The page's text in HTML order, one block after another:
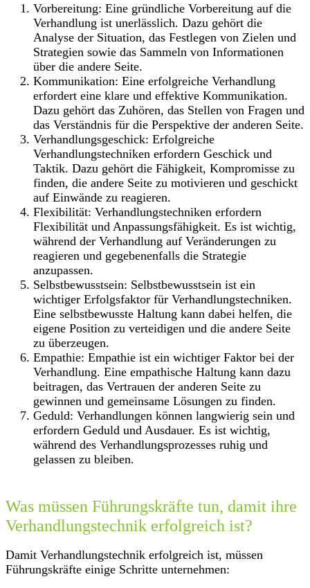
Vorbereitung: Eine gründliche Vorbereitung auf die
Verhandlung ist unerlässlich. Dazu gehört die
Analyse der Situation, das Festlegen von Zielen und
Strategien sowie das Sammeln von Informationen
über die andere Seite.
Kommunikation: Eine erfolgreiche Verhandlung
erfordert eine klare und effektive Kommunikation.
Dazu gehört das Zuhören, das Stellen von Fragen und
das Verständnis für die Perspektive der anderen Seite.
Verhandlungsgeschick: Erfolgreiche
Verhandlungstechniken erfordern Geschick und
Taktik. Dazu gehört die Fähigkeit, Kompromisse zu
finden, die andere Seite zu motivieren und geschickt
auf Einwände zu reagieren.
Flexibilität: Verhandlungstechniken erfordern
Flexibilität und Anpassungsfähigkeit. Es ist wichtig,
während der Verhandlung auf Veränderungen zu
reagieren und gegebenenfalls die Strategie
anzupassen.
Selbstbewusstsein: Selbstbewusstsein ist ein
wichtiger Erfolgsfaktor für Verhandlungstechniken.
Eine selbstbewusste Haltung kann dabei helfen, die
eigene Position zu verteidigen und die andere Seite
zu überzeugen.
Empathie: Empathie ist ein wichtiger Faktor bei der
Verhandlung. Eine empathische Haltung kann dazu
beitragen, das Vertrauen der anderen Seite zu
gewinnen und gemeinsame Lösungen zu finden.
Geduld: Verhandlungen können langwierig sein und
erfordern Geduld und Ausdauer. Es ist wichtig,
während des Verhandlungsprozesses ruhig und
gelassen zu bleiben.
Was müssen Führungskräfte tun, damit ihre
Verhandlungstechnik erfolgreich ist?
Damit Verhandlungstechnik erfolgreich ist, müssen
Führungskräfte einige Schritte unternehmen: